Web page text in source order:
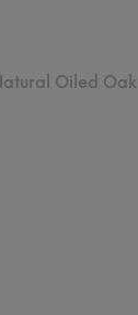
Oiled Oak